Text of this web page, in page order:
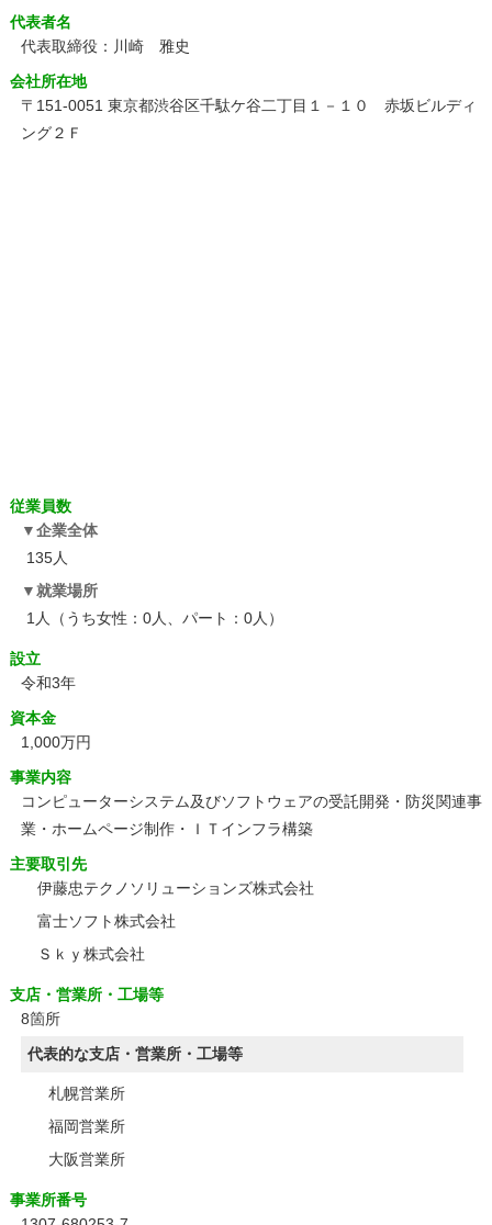
代表者名
代表取締役：川崎 雅史
会社所在地
〒151-0051 東京都渋谷区千駄ケ谷二丁目１－１０ 赤坂ビルディ
ング２Ｆ
従業員数
企業全体
135人
就業場所
1人（うち女性：0人、パート：0人）
設立
令和3年
資本金
1,000万円
事業内容
コンピューターシステム及びソフトウェアの受託開発・防災関連事
業・ホームページ制作・ＩＴインフラ構築
主要取引先
伊藤忠テクノソリューションズ株式会社
富士ソフト株式会社
Ｓｋｙ株式会社
支店・営業所・工場等
8箇所
代表的な支店・営業所・工場等
札幌営業所
福岡営業所
大阪営業所
事業所番号